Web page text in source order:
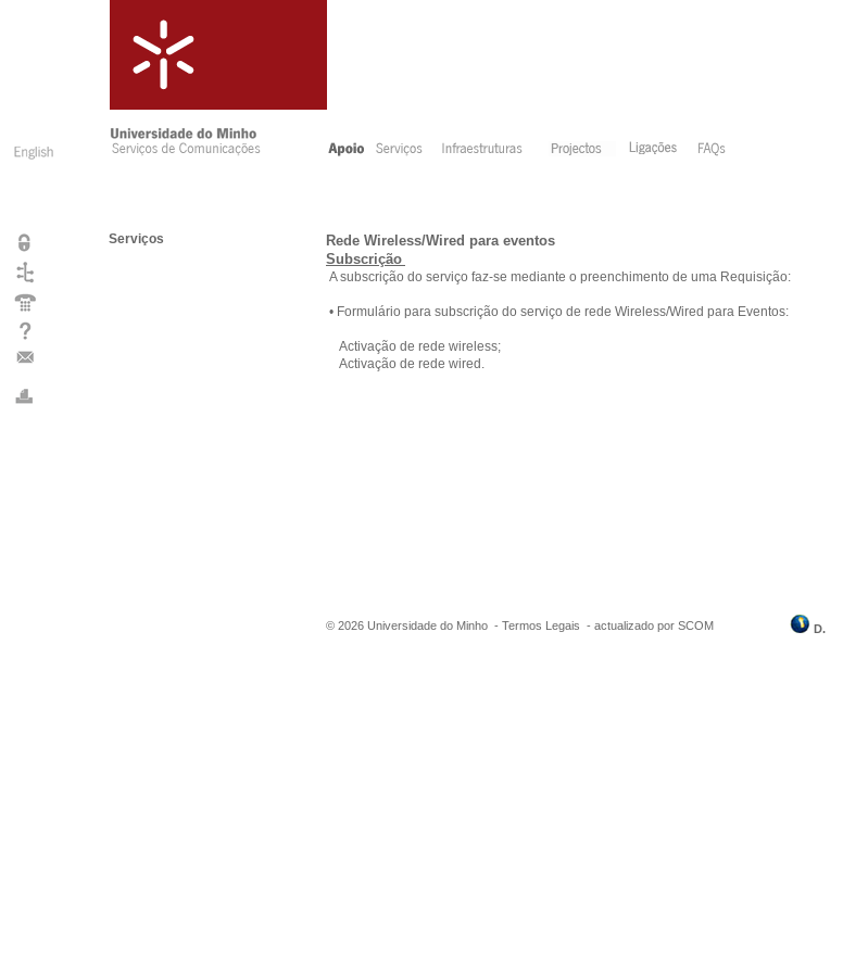
Serviços
Rede Wireless/Wired para eventos
Subscrição
A subscrição do serviço faz-se mediante o preenchimento de uma Requisição:
• Formulário para subscrição do serviço de rede Wireless/Wired para Eventos:
Activação de rede wireless;
Activação de rede wired.
© 2026 Universidade do Minho - Termos Legais - actualizado por SCOM D.